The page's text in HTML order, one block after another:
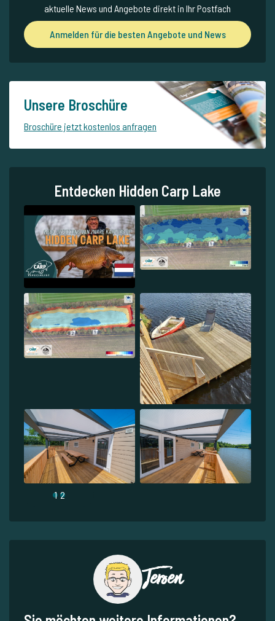
aktuelle News und Angebote direkt in Ihr Postfach
Anmelden für die besten Angebote und News
Unsere Broschüre
Broschüre jetzt kostenlos anfragen
Entdecken Hidden Carp Lake
1 2
Jeroen